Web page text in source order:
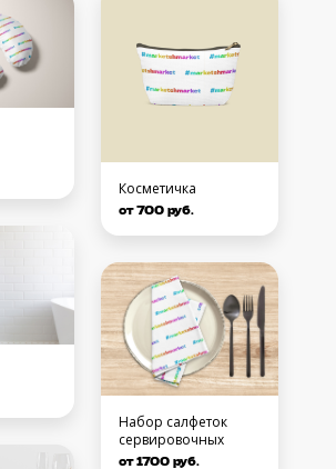
Косметичка
от 700 руб.
Набор салфеток
сервировочных
от 1700 руб.